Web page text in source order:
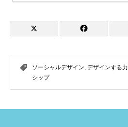
ソーシャルデザイン, デザインする力
シップ